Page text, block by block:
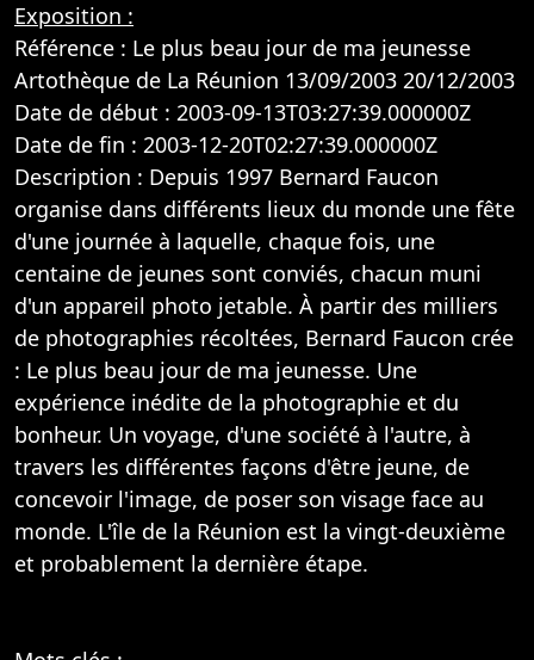
Exposition :
Référence : Le plus beau jour de ma jeunesse
Artothèque de La Réunion 13/09/2003 20/12/2003
Date de début : 2003-09-13T03:27:39.000000Z
Date de fin : 2003-12-20T02:27:39.000000Z
Description : Depuis 1997 Bernard Faucon
organise dans différents lieux du monde une fête
d'une journée à laquelle, chaque fois, une
centaine de jeunes sont conviés, chacun muni
d'un appareil photo jetable. À partir des milliers
de photographies récoltées, Bernard Faucon crée
: Le plus beau jour de ma jeunesse. Une
expérience inédite de la photographie et du
bonheur. Un voyage, d'une société à l'autre, à
travers les différentes façons d'être jeune, de
concevoir l'image, de poser son visage face au
monde. L'île de la Réunion est la vingt-deuxième
et probablement la dernière étape.